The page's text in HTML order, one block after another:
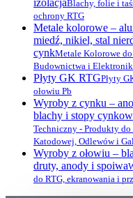
izolacjaBlachy, folie i
ochrony RTG
Metale kolorowe –
miedź, nikiel, stal
cynkMetale Kolorowe do
Budownictwa i
Płyty GK RTGPłyty
ołowiu Pb
Wyroby z cynku –
blachy i stopy
Techniczny - Produkty
Katodowej, Odlewów i
Wyroby z ołowiu –
druty, anody i spoiwa
do RTG, ekranowania i